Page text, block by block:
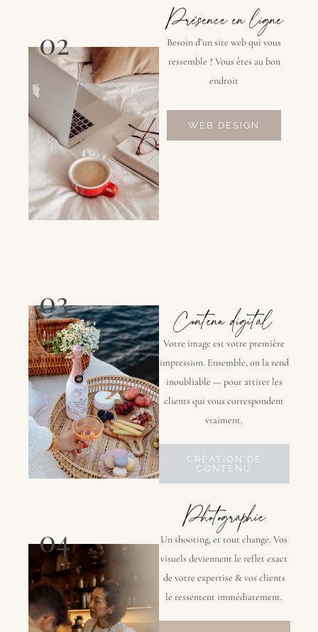
02
Présence en ligne
Besoin d’un site web qui vous
ressemble ? Vous êtes au bon
endroit
WEB DESIGN
Contenu digital
Votre image est votre première
impression. Ensemble, on la rend
inoubliable — pour attirer les
clients qui vous correspondent
vraiment.
CRÉATION DE
CONTENU
03
04
Photographie
Un shooting, et tout change. Vos
visuels deviennent le reflet exact
de votre expertise & vos clients
le ressentent immédiatement.